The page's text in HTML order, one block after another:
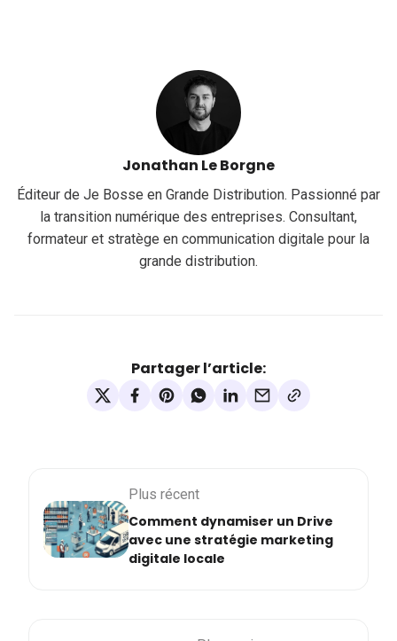
Jonathan Le Borgne
Éditeur de Je Bosse en Grande Distribution. Passionné par
la transition numérique des entreprises. Consultant,
formateur et stratège en communication digitale pour la
grande distribution.
Partager l’article:
Plus récent
Comment dynamiser un Drive
avec une stratégie marketing
digitale locale